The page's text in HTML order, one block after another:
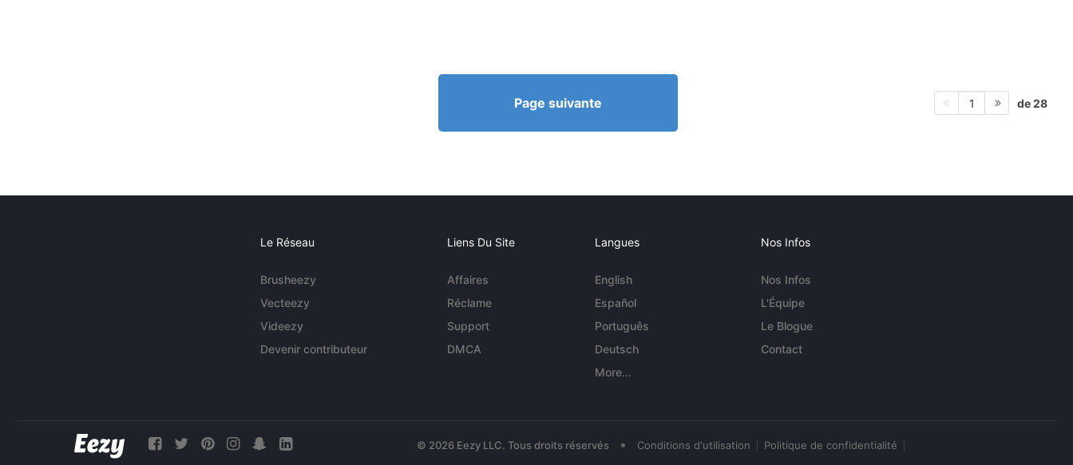
Page suivante 1 de 28
Le Réseau
Brusheezy
Vecteezy
Videezy
Devenir contributeur
Liens Du Site
Affaires
Réclame
Support
DMCA
Langues
English
Español
Português
Deutsch
More...
Nos Infos
Nos Infos
L'Équipe
Le Blogue
Contact
© 2026 Eezy LLC. Tous droits réservés • Conditions d'utilisation Politique de confidentialité